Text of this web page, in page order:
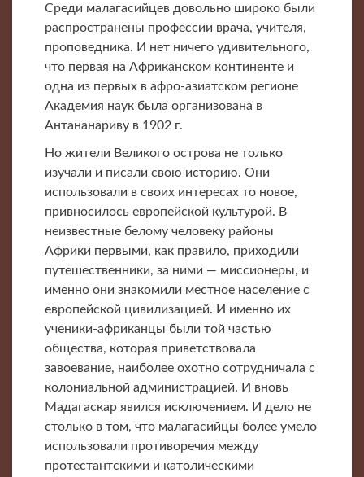
Среди малагасийцев довольно широко были
распространены профессии врача, учителя,
проповедника. И нет ничего удивительного,
что первая на Африканском континенте и
одна из первых в афро-азиатском регионе
Академия наук была организована в
Антананариву в 1902 г.
Но жители Великого острова не только
изучали и писали свою историю. Они
использовали в своих интересах то новое,
привносилось европейской культурой. В
неизвестные белому человеку районы
Африки первыми, как правило, приходили
путешественники, за ними — миссионеры, и
именно они знакомили местное население с
европейской цивилизацией. И именно их
ученики-африканцы были той частью
общества, которая приветствовала
завоевание, наиболее охотно сотрудничала с
колониальной администрацией. И вновь
Мадагаскар явился исключением. И дело не
столько в том, что малагасийцы более умело
использовали противоречия между
протестантскими и католическими